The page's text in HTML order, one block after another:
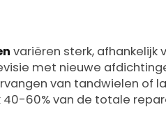
variëren sterk,
met nieuwe
van tandwielen of
40-60% van de totale